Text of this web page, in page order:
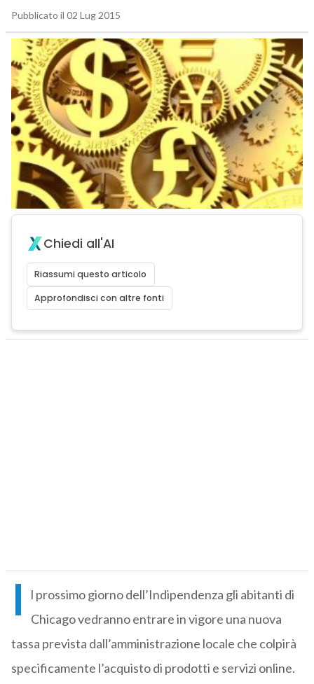
Pubblicato il 02 Lug 2015
Chiedi all'AI
Riassumi questo articolo
Approfondisci con altre fonti
I
l prossimo giorno dell’Indipendenza gli abitanti di
Chicago vedranno entrare in vigore una nuova
tassa prevista dall’amministrazione locale che colpirà
specificamente l’acquisto di prodotti e servizi online.